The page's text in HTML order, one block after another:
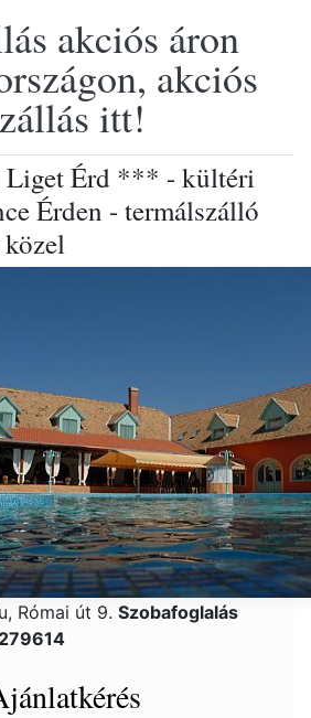
akciós áron
akciós
itt!
Liget Érd *** - kültéri
Érden - termálszálló
Római út 9. Szobafoglalás